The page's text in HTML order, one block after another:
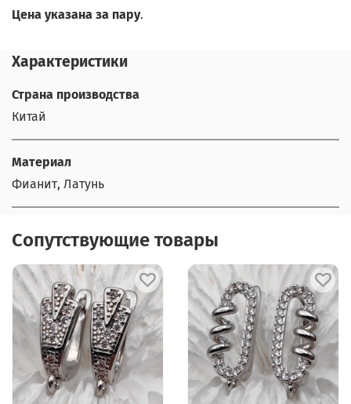
Цена указана за пару.
Характеристики
Страна производства
Китай
Материал
Фианит, Латунь
Сопутствующие товары